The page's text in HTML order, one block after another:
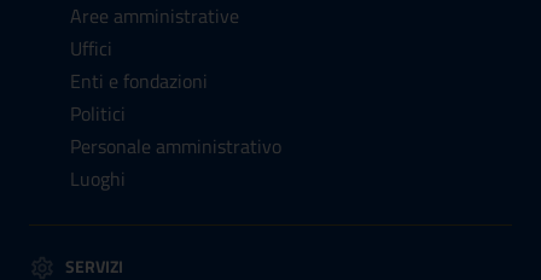
Aree amministrative
Uffici
Enti e fondazioni
Politici
Personale amministrativo
Luoghi
SERVIZI